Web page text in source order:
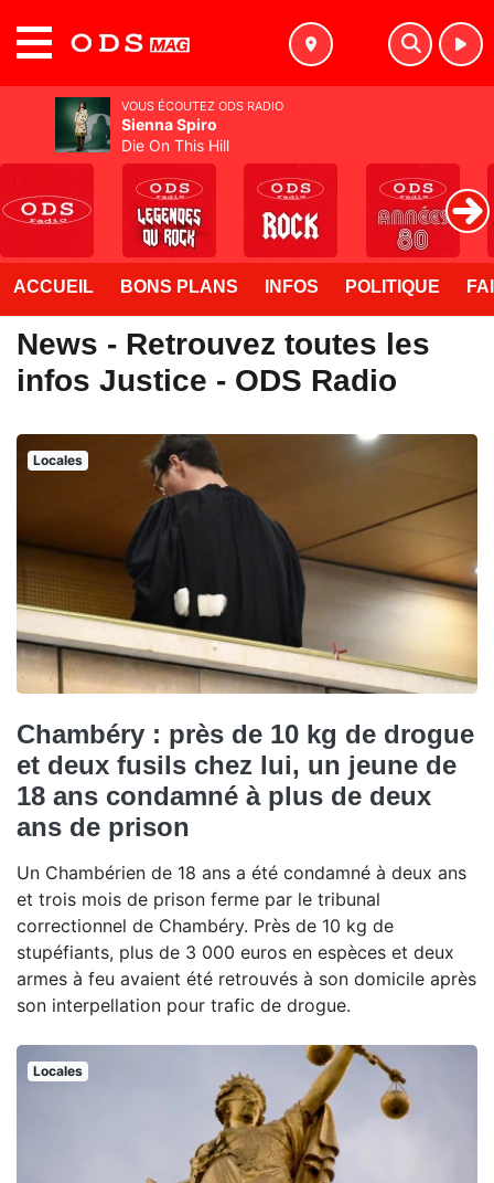
ACCUEIL BONS PLANS INFOS POLITIQUE
News - Retrouvez toutes les
infos Justice - ODS Radio
Locales
Chambéry : près de 10 kg de drogue
et deux fusils chez lui, un jeune de
18 ans condamné à plus de deux
ans de prison
Un Chambérien de 18 ans a été condamné à deux ans
et trois mois de prison ferme par le tribunal
correctionnel de Chambéry. Près de 10 kg de
stupéfiants, plus de 3 000 euros en espèces et deux
armes à feu avaient été retrouvés à son domicile après
son interpellation pour trafic de drogue.
Locales
VOUS ÉCOUTEZ ODS RADIO
Sienna Spiro
Die On This Hill